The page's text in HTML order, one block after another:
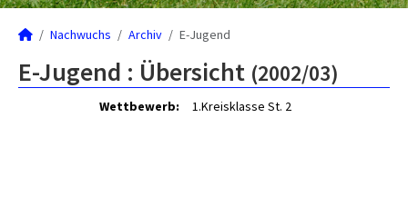
Nachwuchs Archiv E-Jugend
E-Jugend : Übersicht (2002/03)
Wettbewerb: 1.Kreisklasse St. 2